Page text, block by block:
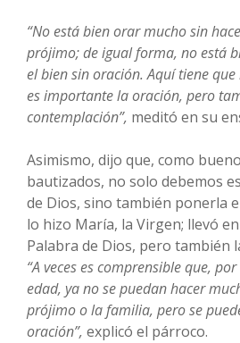
“No está bien orar mucho sin
prójimo; de igual forma, no está
el bien sin oración. Aquí tiene
es importante la oración, pero
contemplación”, meditó en su
Asimismo, dijo que, como
bautizados, no solo debemos
de Dios, sino también ponerla
lo hizo María, la Virgen; llevó
Palabra de Dios, pero también
“A veces es comprensible que,
edad, ya no se puedan hacer
prójimo o la familia, pero se
oración”, explicó el párroco.